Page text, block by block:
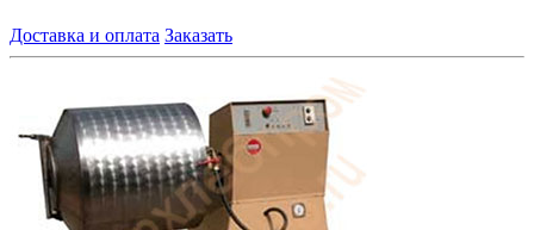
Доставка и оплата Заказать